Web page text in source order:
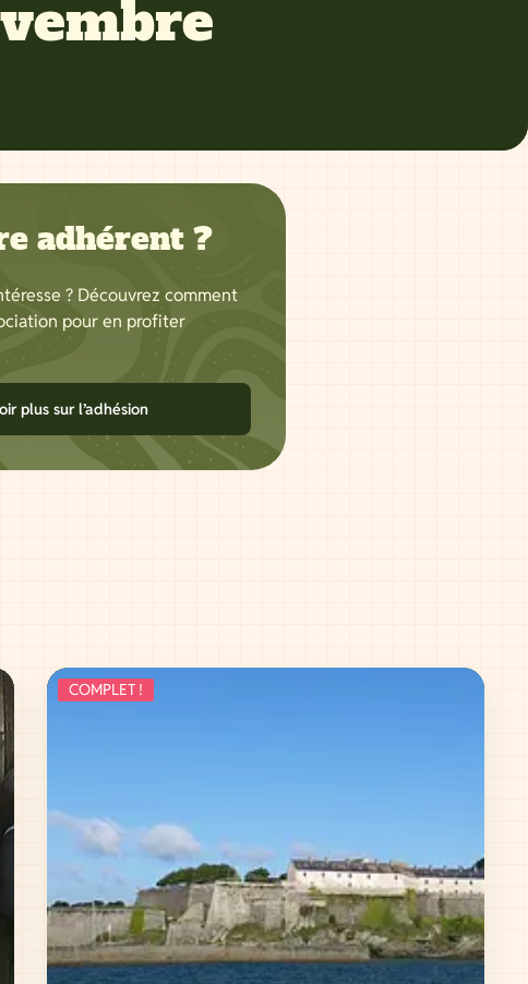
adhérent ?
? Découvrez comment
pour en profiter
plus sur l’adhésion
COMPLET !